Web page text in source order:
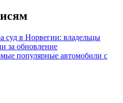
суд в Норвегии: владельцы
за обновление
популярные автомобили с